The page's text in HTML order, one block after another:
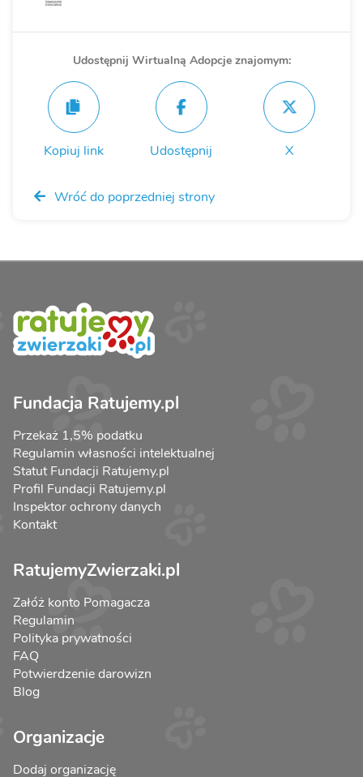
Udostępnij Wirtualną Adopcje znajomym:
Kopiuj link Udostępnij X
Wróć do poprzedniej strony
Fundacja Ratujemy.pl
Przekaż 1,5% podatku
Regulamin własności intelektualnej
Statut Fundacji Ratujemy.pl
Profil Fundacji Ratujemy.pl
Inspektor ochrony danych
Kontakt
RatujemyZwierzaki.pl
Załóż konto Pomagacza
Regulamin
Polityka prywatności
FAQ
Potwierdzenie darowizn
Blog
Organizacje
Dodaj organizację